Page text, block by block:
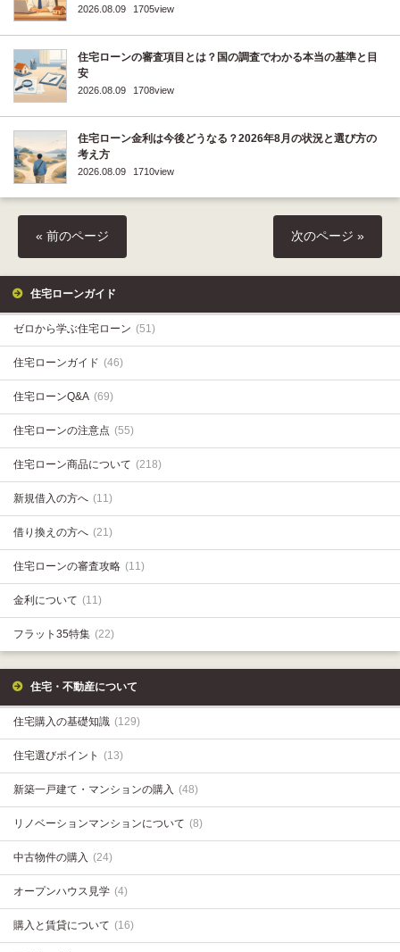
2026.08.09 1705view
住宅ローンの審査項目とは？国の調査でわかる本当の基準と目
安
2026.08.09 1708view
住宅ローン金利は今後どうなる？2026年8月の状況と選び方の
考え方
2026.08.09 1710view
« 前のページ 次のページ »
住宅ローンガイド
ゼロから学ぶ住宅ローン (51)
住宅ローンガイド (46)
住宅ローンQ&A (69)
住宅ローンの注意点 (55)
住宅ローン商品について (218)
新規借入の方へ (11)
借り換えの方へ (21)
住宅ローンの審査攻略 (11)
金利について (11)
フラット35特集 (22)
住宅・不動産について
住宅購入の基礎知識 (129)
住宅選びポイント (13)
新築一戸建て・マンションの購入 (48)
リノベーションマンションについて (8)
中古物件の購入 (24)
オープンハウス見学 (4)
購入と賃貸について (16)